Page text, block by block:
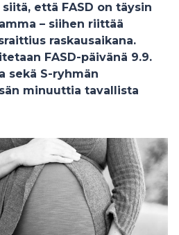
että FASD on täysin
– siihen riittää
raskausaikana.
FASD-päivänä 9.9.
sekä S-ryhmän
minuuttia tavallista